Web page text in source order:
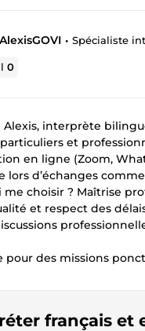
AlexisGOVI • Spécialiste
0
Alexis, interprète
particuliers et
en ligne (Zoom,
lors d’échanges
choisir ? Maîtrise
et respect des
des missions
français et